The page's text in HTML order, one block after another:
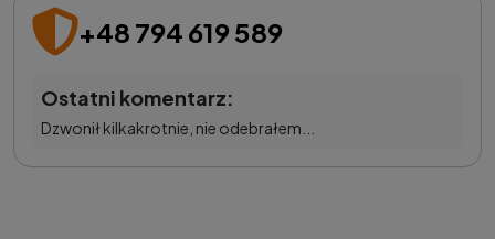
+48 794 619 589
Ostatni komentarz:
Dzwonił kilkakrotnie, nie odebrałem...